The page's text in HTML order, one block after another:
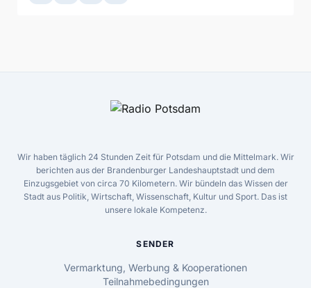
Wir haben täglich 24 Stunden Zeit für Potsdam und die Mittelmark. Wir
berichten aus der Brandenburger Landeshauptstadt und dem
Einzugsgebiet von circa 70 Kilometern. Wir bündeln das Wissen der
Stadt aus Politik, Wirtschaft, Wissenschaft, Kultur und Sport. Das ist
unsere lokale Kompetenz.
SENDER
Vermarktung, Werbung & Kooperationen
Teilnahmebedingungen